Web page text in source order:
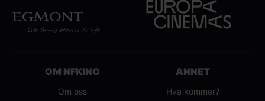
OM NFKINO
Om oss
ANNET
Hva kommer?